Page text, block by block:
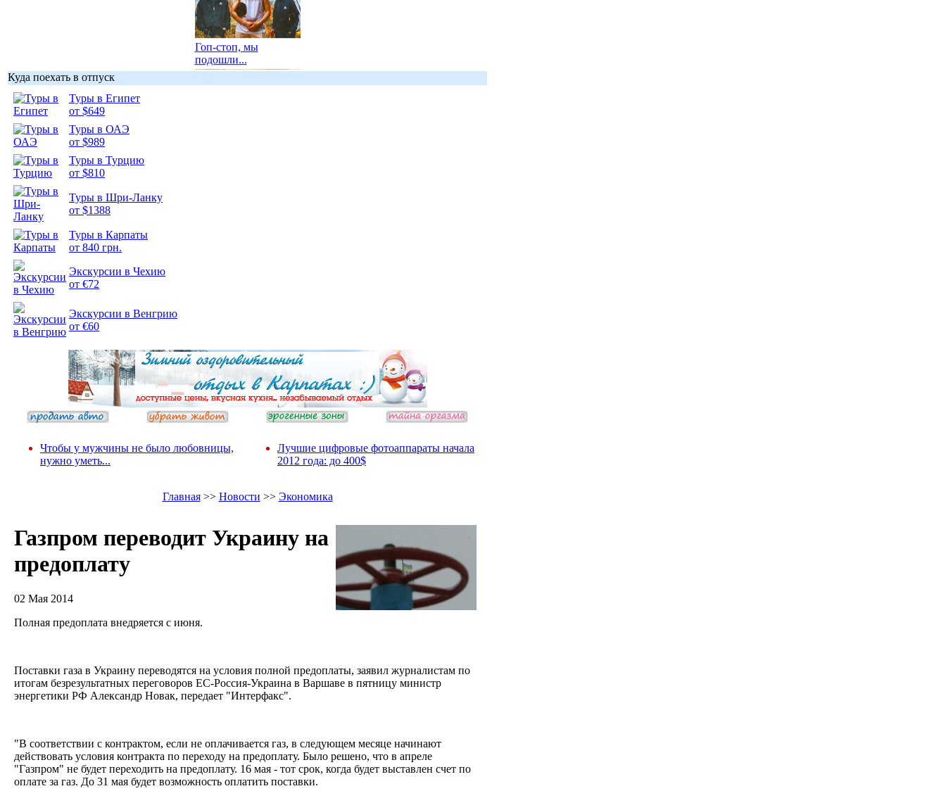
Гоп-стоп, мы
подошли...
Куда поехать в отпуск
Туры в Египет
от $649
Туры в ОАЭ
от $989
Туры в Турцию
от $810
Туры в Шри-Ланку
от $1388
Туры в Карпаты
от 840 грн.
Экскурсии в Чехию
от €72
Экскурсии в Венгрию
от €60
Чтобы у мужчины не было любовницы,
нужно уметь...
Лучшие цифровые фотоаппараты начала
2012 года: до 400$
Главная>> Новости >> Экономика
Газпром переводит Украину на
предоплату
02 Мая 2014
Полная предоплата внедряется с июня.
Поставки газа в Украину переводятся на условия полной предоплаты, заявил журналистам по
итогам безрезультатных переговоров ЕС-Россия-Украина в Варшаве в пятницу министр
энергетики РФ Александр Новак, передает "Интерфакс".
"В соответствии с контрактом, если не оплачивается газ, в следующем месяце начинают
действовать условия контракта по переходу на предоплату. Было решено, что в апреле
"Газпром" не будет переходить на предоплату. 16 мая - тот срок, когда будет выставлен счет по
оплате за газ. До 31 мая будет возможность оплатить поставки.